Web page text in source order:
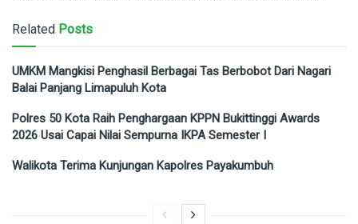
Related Posts
UMKM Mangkisi Penghasil Berbagai Tas Berbobot Dari Nagari
Balai Panjang Limapuluh Kota
Polres 50 Kota Raih Penghargaan KPPN Bukittinggi Awards
2026 Usai Capai Nilai Sempurna IKPA Semester I
Walikota Terima Kunjungan Kapolres Payakumbuh